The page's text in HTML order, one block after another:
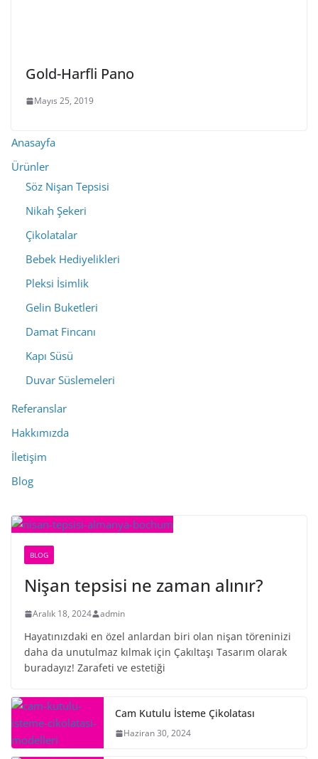
Gold-Harfli Pano
Mayıs 25, 2019
Anasayfa
Ürünler
Söz Nişan Tepsisi
Nikah Şekeri
Çikolatalar
Bebek Hediyelikleri
Pleksi İsimlik
Gelin Buketleri
Damat Fincanı
Kapı Süsü
Duvar Süslemeleri
Referanslar
Hakkımızda
İletişim
Blog
BLOG
Nişan tepsisi ne zaman alınır?
Aralık 18, 2024 admin
Hayatınızdaki en özel anlardan biri olan nişan töreninizi
daha da unutulmaz kılmak için Çakıltaşı Tasarım olarak
buradayız! Zarafeti ve estetiği
Cam Kutulu İsteme Çikolatası
Haziran 30, 2024